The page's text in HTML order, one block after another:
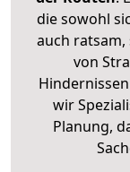
die sowohl
auch ratsam,
von
wir
Planung,